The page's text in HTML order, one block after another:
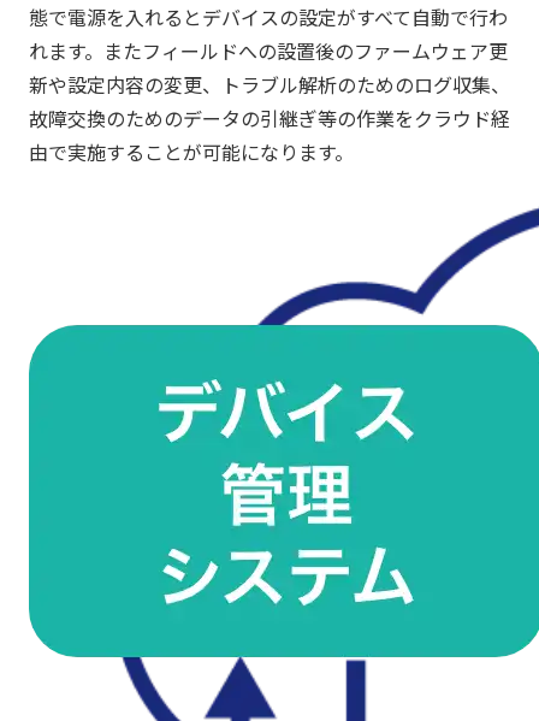
態で電源を入れるとデバイスの設定がすべて自動で行わ
れます。またフィールドへの設置後のファームウェア更
新や設定内容の変更、トラブル解析のためのログ収集、
故障交換のためのデータの引継ぎ等の作業をクラウド経
由で実施することが可能になります。